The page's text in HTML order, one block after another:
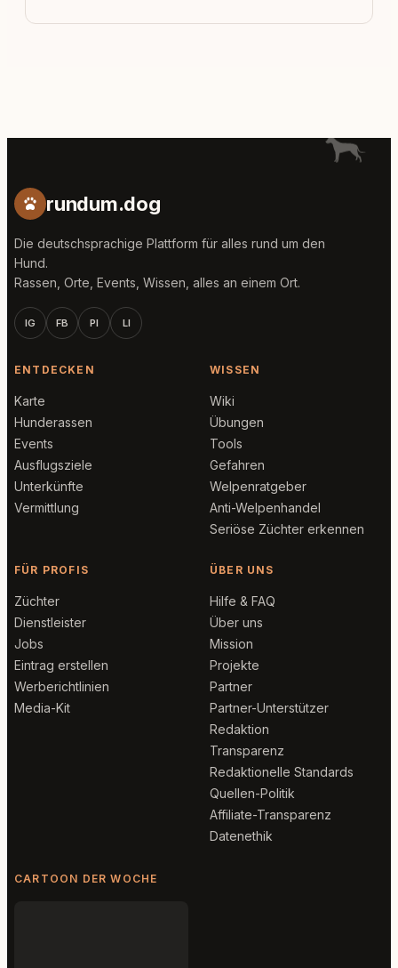
rundum.dog
Die deutschsprachige Plattform für alles rund um den
Hund.
Rassen, Orte, Events, Wissen, alles an einem Ort.
IG FB PI LI
ENTDECKEN
Karte
Hunderassen
Events
Ausflugsziele
Unterkünfte
Vermittlung
WISSEN
Wiki
Übungen
Tools
Gefahren
Welpenratgeber
Anti-Welpenhandel
Seriöse Züchter erkennen
FÜR PROFIS
Züchter
Dienstleister
Jobs
Eintrag erstellen
Werberichtlinien
Media-Kit
ÜBER UNS
Hilfe & FAQ
Über uns
Mission
Projekte
Partner
Partner-Unterstützer
Redaktion
Transparenz
Redaktionelle Standards
Quellen-Politik
Affiliate-Transparenz
Datenethik
CARTOON DER WOCHE